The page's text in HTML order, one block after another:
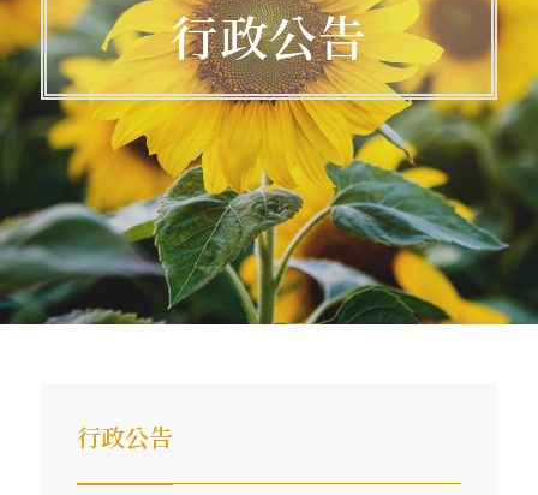
行政公告
行政公告